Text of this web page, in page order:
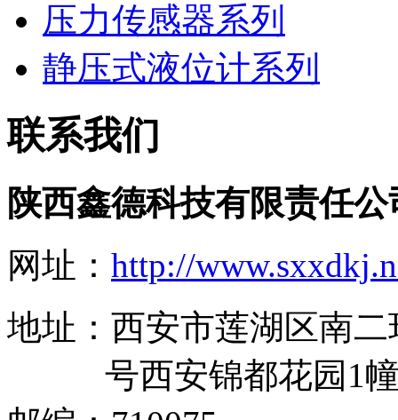
压力传感器系列
静压式液位计系列
联系我们
陕西鑫德科技有限责任公
网址： http://
地址：西安市莲湖区南
号西安锦都花园1幢